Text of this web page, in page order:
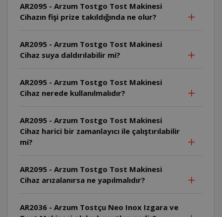
AR2095 - Arzum Tostgo Tost Makinesi
Cihazın fişi prize takıldığında ne olur?
AR2095 - Arzum Tostgo Tost Makinesi
Cihaz suya daldırılabilir mi?
AR2095 - Arzum Tostgo Tost Makinesi
Cihaz nerede kullanılmalıdır?
AR2095 - Arzum Tostgo Tost Makinesi
Cihaz harici bir zamanlayıcı ile çalıştırılabilir
mi?
AR2095 - Arzum Tostgo Tost Makinesi
Cihaz arızalanırsa ne yapılmalıdır?
AR2036 - Arzum Tostçu Neo Inox Izgara ve